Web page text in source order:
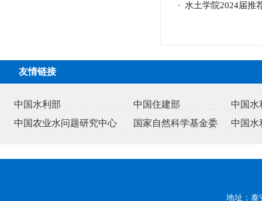
· 水土学院2024届推
友情链接
中国水利部 中国住建部
中国水
中国农业水问题研究中心
国家自然科学基金委 中国水
地址：泰